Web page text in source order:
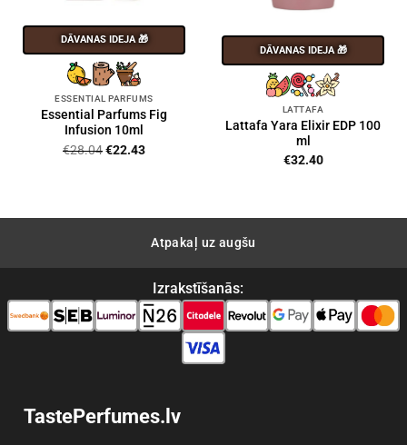
DĀVANAS IDEJA 🎁
ESSENTIAL PARFUMS
Essential Parfums Fig
Infusion 10ml
€28.04Original
€22.43Current
DĀVANAS IDEJA 🎁
LATTAFA
Lattafa Yara Elixir EDP 100
ml
€32.40
Atpakaļ uz augšu
Izrakstīšanās:
TastePerfumes.lv